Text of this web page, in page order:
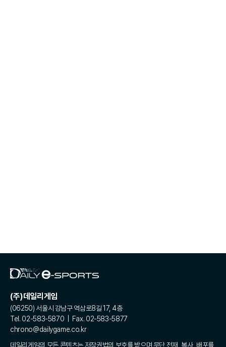
(주)데일리게임
(06250) 서울시 강남구 역삼로8길 17, 4층
Tel. 02-583-5870 | Fax. 02-583-5877
chrono@dailygame.co.kr
데일리게임의 모든 콘텐츠는 저작권법의 보호를 받으며 무단 전재, 복사, 배포를